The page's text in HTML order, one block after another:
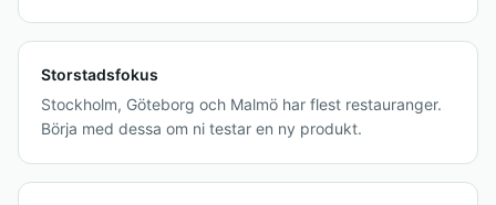
Storstadsfokus
Stockholm, Göteborg och Malmö har flest restauranger.
Börja med dessa om ni testar en ny produkt.